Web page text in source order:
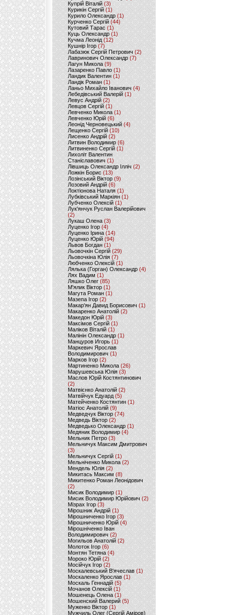
Купрій Віталій (3)
Курикін Сергій(1)
Курило Олександр (1)
Курченко Сергій (44)
Кутовий Тарас (1)
Куць Олександр (1)
Кучма Леонід (12)
Кушнір Ігор(7)
Лабазюк Сергій Петрович (2)
Лавринович Олександр(7)
Лагун Микола(9)
Лазаренко Павло (1)
Ландик Валентин (1)
Ландік Роман (1)
Ланьо Михайло Іванович(4)
Лебедівський Валерій(1)
Левус Андрій(2)
Левцов Сергій (1)
Левченко Микола (1)
Левченко Юрій (6)
Леонід Черновецький (4)
Лещенко Сергій (10)
Лисенко Андрій (2)
Литвин Володимир (6)
Литвиненко Сергій (1)
Лихоліт Валентин
Станіславович (1)
Лівшиць Олександр Ілліч (2)
Ложкін Борис(13)
Лозінський Віктор(9)
Лозовий Андрій (6)
Локтіонова Наталя (1)
Лубківський Маркіян(1)
Лубченко Олексій (1)
Лук'янчук Руслан Валерійович
(2)
Лукаш Олена (3)
Луценко Ігор (4)
Луценко Ірина (14)
Луценко Юрій (94)
Львов Богдан (1)
Льовочкін Сергій (29)
Льовочкіна Юлія(7)
Любченко Олексій(1)
Лялька (Горган) Олександр(4)
Лях Вадим (1)
Ляшко Олег (85)
М'ялик Віктор(1)
Магута Роман(1)
Мазепа Ігор (2)
Макар'ян Давид Борисович(1)
Макаренко Анатолій (2)
Македон Юрій(3)
Максімов Сергій (1)
Маліков Віталій (1)
Малінін Олександр (1)
Манцуров Игорь (1)
Маркевич Ярослав
Володимирович (1)
Марков Ігор (2)
Мартиненко Микола (26)
Марушевська Юлія (3)
Маслов Юрій Костянтинович
(2)
Матвієнко Анатолій (2)
Матвійчук Едуард(5)
Матейченко Костянтин (1)
Матіос Анатолій (9)
Медведчук Віктор(74)
Медведь Віктор (2)
Медведько Олександр (1)
Медяник Володимир(4)
Мельник Петро (3)
Мельничук Максим Дмитрович
(3)
Мельничук Сергій (1)
Мельніченко Микола (2)
Мендель Юлія (2)
Микитась Максим (8)
Микитенко Роман Леонідович
(2)
Мисик Володимир (1)
Мисик Володимир Юрійович(2)
Мізрах Ігор(3)
Мірошник Андрій(1)
Мірошниченко Ігор (3)
Мірошниченко Юрій(4)
Мірошніченко Іван
Володимирович (2)
Могильов Анатолій (2)
Молоток Ігор (6)
Монтян Тетяна (4)
Мороко Юрій(2)
Мосійчук Ігор (2)
Москалевський В'ячеслав (1)
Москаленко Ярослав (1)
Москаль Геннадій (5)
Мочанов Олексій(1)
Мошенець Олена(1)
Мошенский Валерий (5)
Муженко Віктор (1)
Мужчиль Олег (Сергій Аміров)